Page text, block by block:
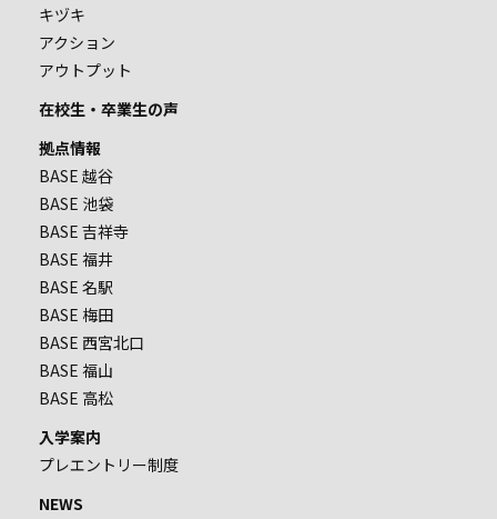
キヅキ
アクション
アウトプット
在校生・卒業生の声
拠点情報
BASE 越谷
BASE 池袋
BASE 吉祥寺
BASE 福井
BASE 名駅
BASE 梅田
BASE 西宮北口
BASE 福山
BASE 高松
入学案内
プレエントリー制度
NEWS